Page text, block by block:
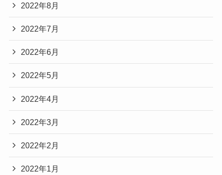
2022年8月
2022年7月
2022年6月
2022年5月
2022年4月
2022年3月
2022年2月
2022年1月